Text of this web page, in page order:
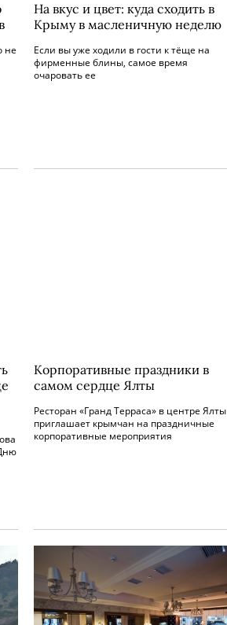
не
На вкус и цвет: куда сходить в
Крыму в масленичную неделю
Если вы уже ходили в гости к тёще на
фирменные блины, самое время
очаровать ее
Корпоративные праздники в
самом сердце Ялты
Ресторан «Гранд Терраса» в центре Ялты
приглашает крымчан на праздничные
корпоративные мероприятия